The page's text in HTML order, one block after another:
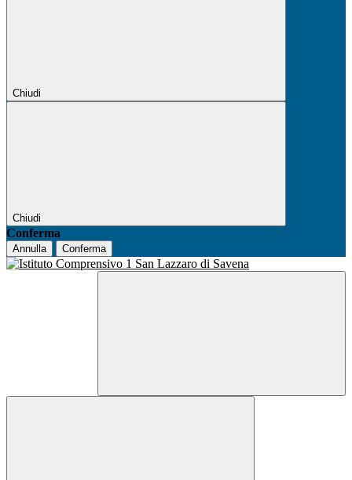
Chiudi
Chiudi
Conferma
Annulla Conferma